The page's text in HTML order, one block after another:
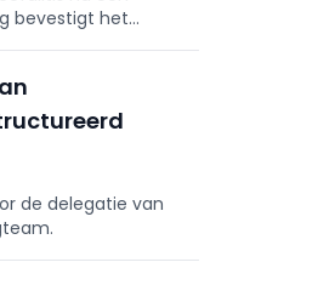
bevestigt het
de delegatie van